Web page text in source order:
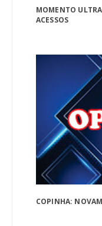
MOMENTO
ACESSOS
COPINHA: